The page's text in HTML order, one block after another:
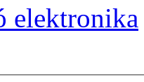
elektronika